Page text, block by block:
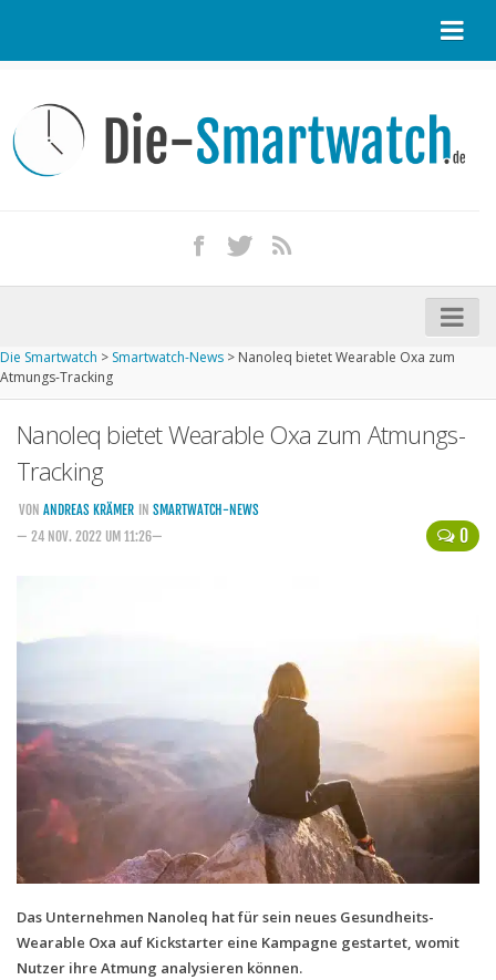
Kontakt / Tipp geben
Impressum
iPhone kaufen
Startseite
Kommende Smartwatches
Marken und Modelle
Handytarife
Smartphonetarife
Prepaid-Tarife
Datentarife
Flatrate-Prepaidtarife
Mobilfunk-Vergleichsrechner
Mobilfunk-Tarifrechner
Flatrate-Datentarife
Die Smartwatch > Smartwatch-News > Nanoleq bietet Wearable Oxa zum
Atmungs-Tracking
Nanoleq bietet Wearable Oxa zum Atmungs-
Tracking
0
VON ANDREAS KRÄMER IN SMARTWATCH-NEWS
— 24 NOV. 2022 UM 11:26—
Das Unternehmen Nanoleq hat für sein neues Gesundheits-
Wearable Oxa auf Kickstarter eine Kampagne gestartet, womit
Nutzer ihre Atmung analysieren können.